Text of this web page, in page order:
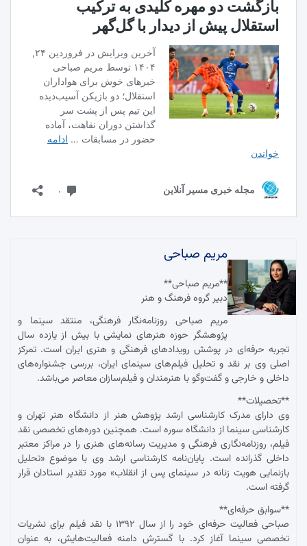
مریم صباحی
**مریم صباحی**
دبیر گروه فرهنگ و هنر
مریم صباحی روزنامه‌نگار فرهنگی، منتقد سینما و
پژوهشگر حوزه هنرهای نمایشی با بیش از یازده سال
تجربه حرفه‌ای در پوشش رویدادهای فرهنگی و هنری ایران است. تمرکز
اصلی وی بر نقد و تحلیل فیلم‌های سینمای ایران، بررسی جشنواره‌های
داخلی و خارجی و گفت‌وگو با هنرمندان و فیلم‌سازان معاصر می‌باشد.
**تحصیلات**
وی دارای مدرک کارشناسی ارشد پژوهش هنر از دانشگاه هنر تهران و
کارشناسی سینما از دانشگاه سوره است. همچنین دوره‌های تخصصی نقد
فیلم، روزنامه‌نگاری فرهنگی و مدیریت رسانه‌های هنری را در مراکز معتبر
داخلی گذرانده است. پایان‌نامه کارشناسی ارشد وی با موضوع «تحلیل
بازنمایی هویت زنانه در سینمای پس از انقلاب» مورد تقدیر استادان قرار
گرفته است.
**سوابق حرفه‌ای**
صباحی فعالیت حرفه‌ای خود را از سال ۱۳۹۲ با نقد فیلم برای نشریات
تخصصی سینما آغاز کرد. با گسترش دامنه فعالیت‌هایش، به عنوان